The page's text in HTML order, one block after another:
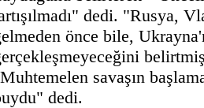
dedi. "Rusya,
önce bile,
savaşın
dedi.